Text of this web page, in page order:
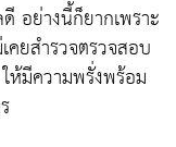
อย่างนี้ก็ยากเพราะ
คยสำรวจตรวจสอบ
ห้มีความพรั่งพร้อม